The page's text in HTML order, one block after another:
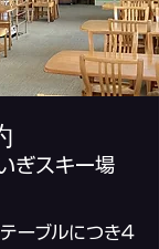
ぎスキー場
ーブルにつき4